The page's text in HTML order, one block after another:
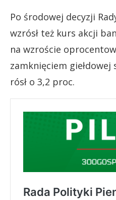
Po środowej decyzji
wzrósł też kurs akcji
na wzroście
zamknięciem giełdowej
rósł o 3,2 proc.